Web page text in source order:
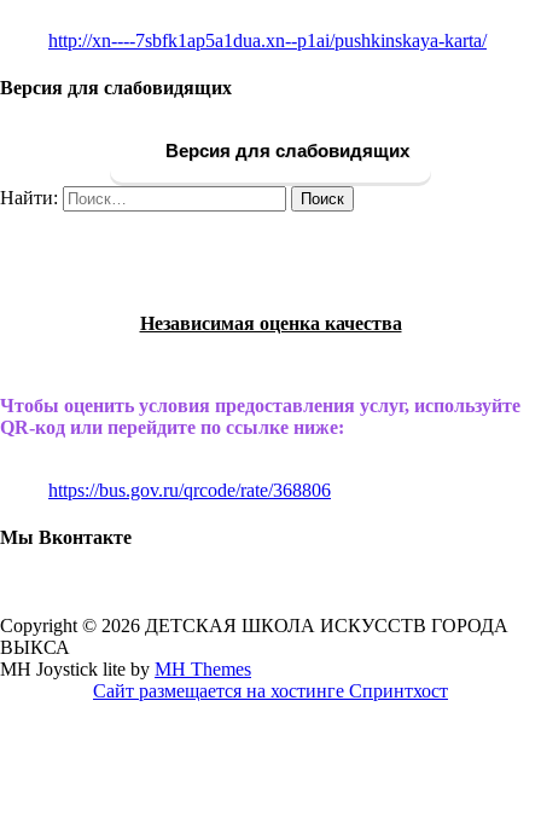
http://xn----7sbfk1ap5a1dua.xn--p1ai/pushkinskaya-karta/
Версия для слабовидящих
Версия для слабовидящих
Найти:
Независимая оценка качества
Чтобы оценить условия предоставления услуг, используйте
QR-код или перейдите по ссылке ниже:
https://bus.gov.ru/qrcode/rate/368806
Мы Вконтакте
Copyright © 2026 ДЕТСКАЯ ШКОЛА ИСКУССТВ ГОРОДА
ВЫКСА
MH Joystick lite by MH Themes
Сайт размещается на хостинге Спринтхост